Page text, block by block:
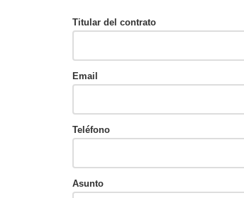
Titular del contrato
Email
Teléfono
Asunto